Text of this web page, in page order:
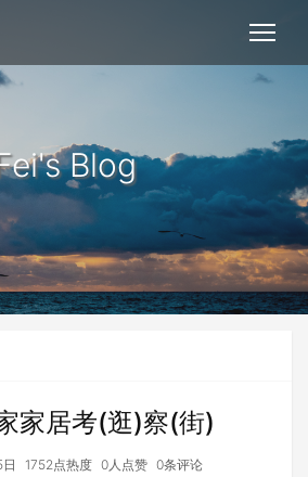
Blog
家居考(逛)察(街)
1752点热度 0人点赞 0条评论